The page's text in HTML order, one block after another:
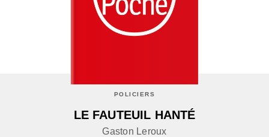
POLICIERS
LE FAUTEUIL HANTÉ
Gaston Leroux